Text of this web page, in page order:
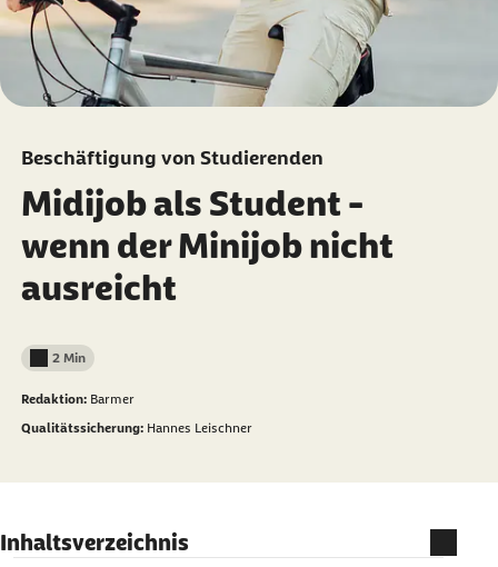
Beschäftigung von Studierenden
Midijob als Student -
wenn der Minijob nicht
ausreicht
Lesedauer weniger als
2 Min
Redaktion: Barmer
Qualitätssicherung: Hannes Leischner
Inhaltsverzeichnis